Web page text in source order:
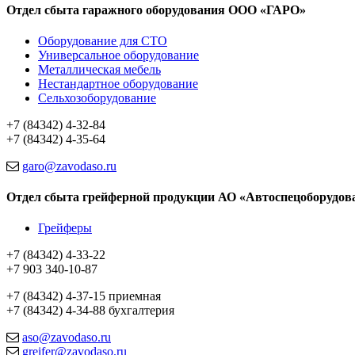
Отдел сбыта гаражного оборудования ООО «ГАРО»
Оборудование для СТО
Универсальное оборудование
Металлическая мебель
Нестандартное оборудование
Сельхозоборудование
+7 (84342) 4-32-84
+7 (84342) 4-35-64
garo@zavodaso.ru
Отдел сбыта грейферной продукции АО
Грейферы
+7 (84342) 4-33-22
+7 903 340-10-87
+7 (84342) 4-37-15 приемная
+7 (84342) 4-34-88 бухгалтерия
aso@zavodaso.ru
greifer@zavodaso.ru